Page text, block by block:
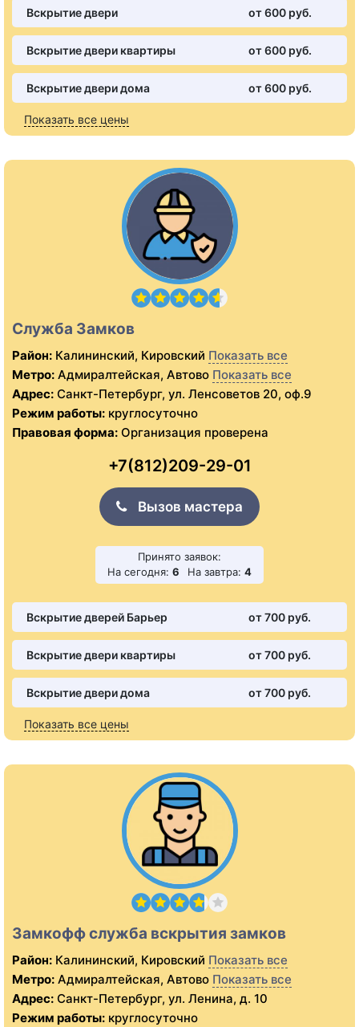
Вскрытие двери от 600 pуб.
Вскрытие двери квартиры от 600 pуб.
Вскрытие двери дома от 600 pуб.
Показать все цены
Служба Замков
Район: Калининский, Кировский Показать все
Метро: Адмиралтейская, Автово Показать все
Адрес: Санкт-Петербург, ул. Ленсоветов 20, оф.9
Режим работы: круглосуточно
Правовая форма: Организация проверена
+7(812)209-29-01
Вызов мастера
Принято заявок:
На сегодня: 6 На завтра: 4
Вскрытие дверей Барьер от 700 pуб.
Вскрытие двери квартиры от 700 pуб.
Вскрытие двери дома от 700 pуб.
Показать все цены
Замкофф служба вскрытия замков
Район: Калининский, Кировский Показать все
Метро: Адмиралтейская, Автово Показать все
Адрес: Санкт-Петербург, ул. Ленина, д. 10
Режим работы: круглосуточно